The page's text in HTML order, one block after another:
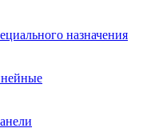
назначения